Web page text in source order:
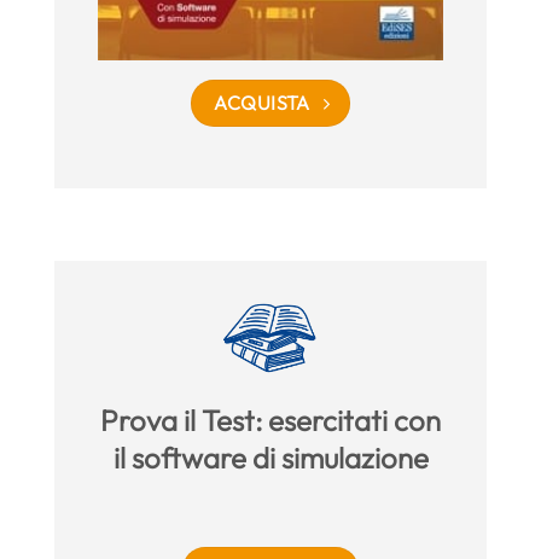
ACQUISTA
Prova il Test: esercitati con
il software di simulazione